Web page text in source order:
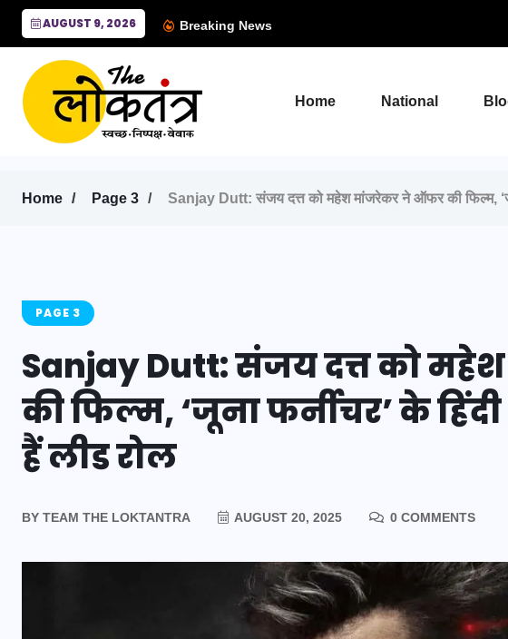
AUGUST 9, 2026 Breaking News
Home National
Home Page 3 Sanjay Dutt: संजय दत्त को महेश मांजरेकर ने ऑफर की फिल्म,
PAGE 3
Sanjay Dutt: संजय दत्त को
की फिल्म, ‘जूना फर्नीचर’ के
हैं लीड रोल
BY TEAM THE LOKTANTRA AUGUST 20, 2025 0 COMMENTS